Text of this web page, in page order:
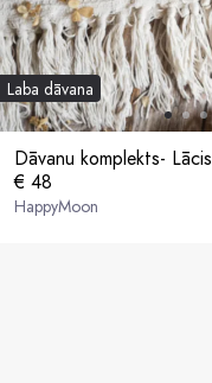
Laba dāvana
Dāvanu komplekts- Lācis
€ 48
HappyMoon